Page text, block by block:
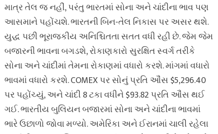
માત્ર તેલ જ નહીં, પરંતુ ભારતમાં સોના અને ચાંદીના ભાવ પણ
આસમાને પહોંચશે. ભારતની બિન-તેલ નિકાસ પર અસર થશે.
યુદ્ધ પછી ભૂરાજકીય અનિશ્ચિતતા સતત વધી રહી છે. જેમ જેમ
બજારની ભાવના બગડશે, રોકાણકારો સુરક્ષિત સ્વર્ગ તરીકે
સોના અને ચાંદીમાં તેમના રોકાણમાં વધારો કરશે. માંગમાં વધારો
ભાવમાં વધારો કરશે. COMEX પર સોનું પ્રતિ ઔંસ $5,296.40
પર પહોંચ્યું, અને ચાંદી 8 ટકા વધીને $93.82 પ્રતિ ઔંસ થઈ
ગઈ. ભારતીય બુલિયન બજારમાં સોના અને ચાંદીના ભાવમાં
ભારે ઉછાળો જોવા મળ્યો. અમેરિકા અને ઈરાનમાં ચાલી રહેલા